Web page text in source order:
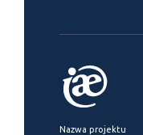
Nazwa projektu